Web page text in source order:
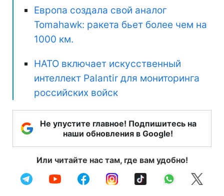
Европа создала свой аналог
Tomahawk: ракета бьет более чем на
1000 км.
НАТО включает искусственный
интеллект Palantir для мониторинга
российских войск
Не упустите главное! Подпишитесь на
наши обновления в Google!
Или читайте нас там, где вам удобно!